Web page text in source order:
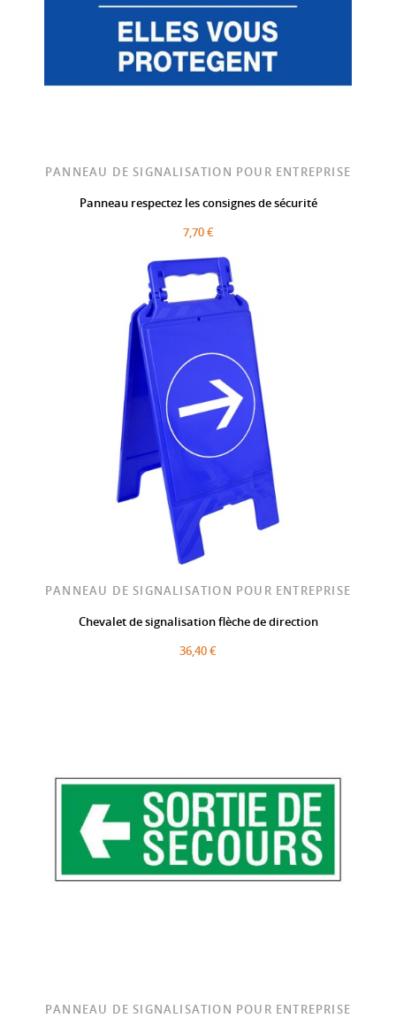
PANNEAU DE SIGNALISATION POUR ENTREPRISE
Panneau respectez les consignes de sécurité
7,70 €
PANNEAU DE SIGNALISATION POUR ENTREPRISE
Chevalet de signalisation flèche de direction
36,40 €
PANNEAU DE SIGNALISATION POUR ENTREPRISE